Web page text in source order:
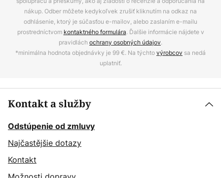
nákup. Odber môžete kedykoľvek zrušiť kliknutím na odkaz na
odhlásenie, ktorý je súčasťou e-mailov, alebo zaslaním e-mailu
prostredníctvom kontaktného formulára. Ďalšie informácie nájdete v
pravidlách ochrany osobných údajov.
*minimálna hodnota objednávky je 99 €. Na týchtovýrobcov sa nedá
uplatniť.
Kontakt a služby
Odstúpenie od zmluvy
Najčastějšie dotazy
Kontakt